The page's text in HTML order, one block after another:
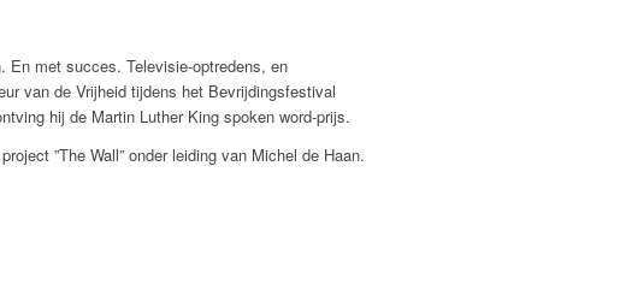
En met succes. Televisie-optredens, en
van de Vrijheid tijdens het Bevrijdingsfestival
hij de Martin Luther King spoken word-prijs.
”The Wall” onder leiding van Michel de Haan.